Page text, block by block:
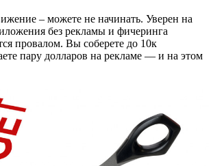
– можете не начинать. Уверен на
без рекламы и фичеринга
провалом. Вы соберете до 10к
пару долларов на рекламе — и на этом